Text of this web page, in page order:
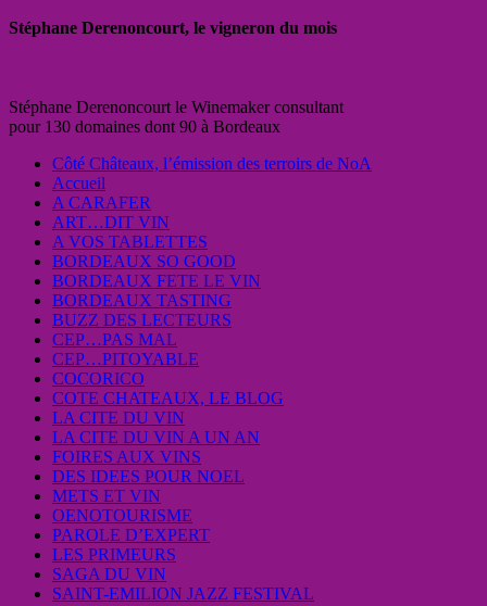
Stéphane Derenoncourt, le vigneron du mois
Stéphane Derenoncourt le Winemaker consultant
pour 130 domaines dont 90 à Bordeaux
Côté Châteaux, l’émission des terroirs de NoA
Accueil
A CARAFER
ART…DIT VIN
A VOS TABLETTES
BORDEAUX SO GOOD
BORDEAUX FETE LE VIN
BORDEAUX TASTING
BUZZ DES LECTEURS
CEP…PAS MAL
CEP…PITOYABLE
COCORICO
COTE CHATEAUX, LE BLOG
LA CITE DU VIN
LA CITE DU VIN A UN AN
FOIRES AUX VINS
DES IDEES POUR NOEL
METS ET VIN
OENOTOURISME
PAROLE D’EXPERT
LES PRIMEURS
SAGA DU VIN
SAINT-EMILION JAZZ FESTIVAL